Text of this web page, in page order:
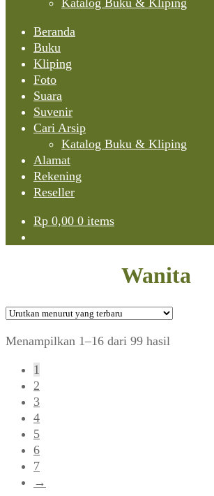
Katalog Buku & Kliping
Beranda
Buku
Kliping
Foto
Suara
Suvenir
Cari Arsip
Katalog Buku & Kliping
Alamat
Rekening
Reseller
Rp 0,00 0 items
Wanita
Menampilkan 1–16 dari 99 hasil
1
2
3
4
5
6
7
→